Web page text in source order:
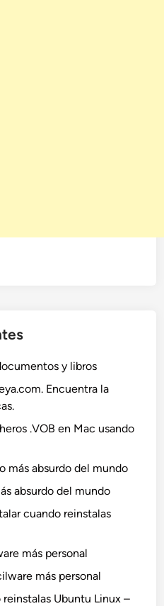
y libros
Encuentra la
.VOB en Mac usando
más absurdo del mundo
absurdo del mundo
cuando reinstalas
más personal
más personal
Ubuntu Linux –